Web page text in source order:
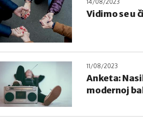
Vidimo se u
11/08/2023
Anketa:
modernoj